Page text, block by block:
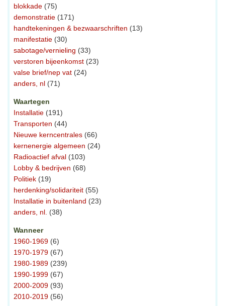
blokkade (75)
demonstratie (171)
handtekeningen & bezwaarschriften (13)
manifestatie (30)
sabotage/vernieling (33)
verstoren bijeenkomst (23)
valse brief/nep vat (24)
anders, nl (71)
Waartegen
Installatie (191)
Transporten (44)
Nieuwe kerncentrales (66)
kernenergie algemeen (24)
Radioactief afval (103)
Lobby & bedrijven (68)
Politiek (19)
herdenking/solidariteit (55)
Installatie in buitenland (23)
anders, nl. (38)
Wanneer
1960-1969 (6)
1970-1979 (67)
1980-1989 (239)
1990-1999 (67)
2000-2009 (93)
2010-2019 (56)